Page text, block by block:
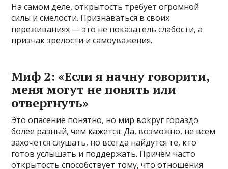
На самом деле, открытость требует огромной
силы и смелости. Признаваться в своих
переживаниях — это не показатель слабости, а
признак зрелости и самоуважения.
Миф 2: «Если я начну говорити,
меня могут не понять или
отвергнуть»
Это опасение понятно, но мир вокруг гораздо
более разный, чем кажется. Да, возможно, не всем
захочется слушать, но всегда найдутся те, кто
готов услышать и поддержать. Причём часто
открытость способствует тому, что отношения